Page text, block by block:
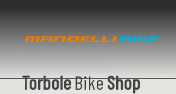
TorboleBikeShop